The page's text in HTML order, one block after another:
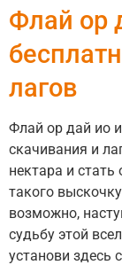
Флай ор
лагов
Флай ор дай ио
скачивания и
нектара и
такого
возможно,
судьбу этой
установи здесь